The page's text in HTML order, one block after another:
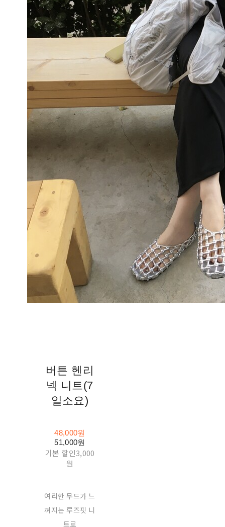
버튼 헨리
넥 니트(7
일소요)
48,000원
51,000원
기본 할인3,000
원
여리한 무드가 느
껴지는 루즈핏 니
트로